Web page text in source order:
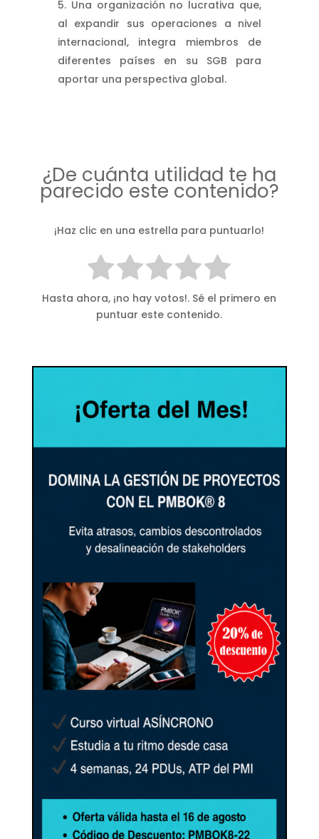
Una organización no lucrativa que,
al expandir sus operaciones a nivel
internacional, integra miembros de
diferentes países en su SGB para
aportar una perspectiva global.
¿De cuánta utilidad te ha
parecido este contenido?
¡Haz clic en una estrella para puntuarlo!
Hasta ahora, ¡no hay votos!. Sé el primero en
puntuar este contenido.